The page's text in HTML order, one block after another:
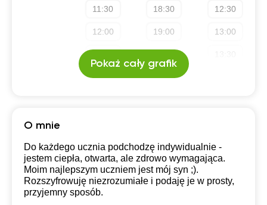
Technikum (profil rozszerzony)
11:30
12:00
13:00
18:30
19:00
12:30
13:00
19:00
Pokaż cały grafik
O mnie
Do każdego ucznia podchodzę indywidualnie -
jestem ciepła, otwarta, ale zdrowo wymagająca.
Moim najlepszym uczniem jest mój syn ;).
Rozszyfrowuję niezrozumiałe i podaję je w prosty,
przyjemny sposób.